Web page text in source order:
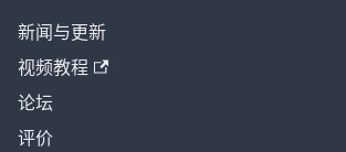
新闻与更新
视频教程
论坛
评价